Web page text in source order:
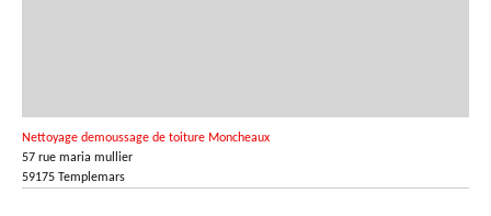
Nettoyage demoussage de toiture Moncheaux
57 rue maria mullier
59175 Templemars